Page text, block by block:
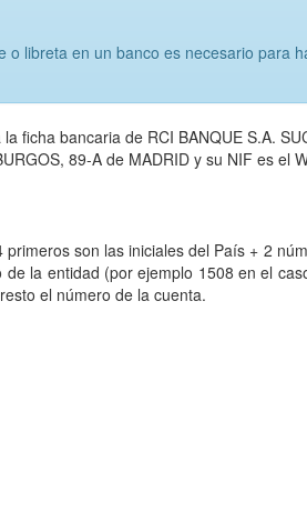
o libreta en un banco es necesario para
ficha bancaria de RCI BANQUE S.A.
89-A de MADRID y su NIF es el
son las iniciales del País + 2
la entidad (por ejemplo 1508 en el
el número de la cuenta.